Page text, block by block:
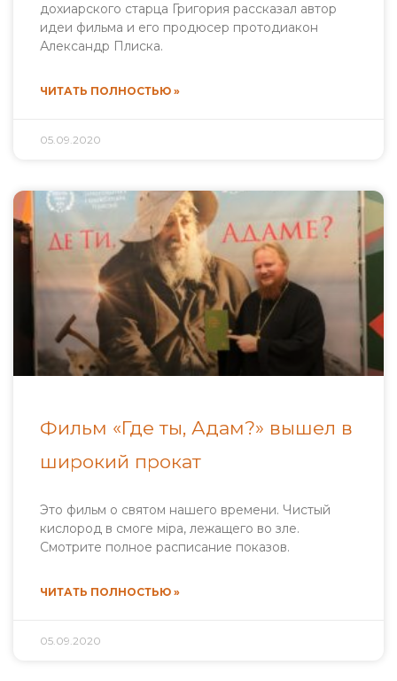
дохиарского старца Григория рассказал автор
идеи фильма и его продюсер протодиакон
Александр Плиска.
ЧИТАТЬ ПОЛНОСТЬЮ »
05.09.2020
Фильм «Где ты, Адам?» вышел в
широкий прокат
Это фильм о святом нашего времени. Чистый
кислород в смоге міра, лежащего во зле.
Смотрите полное расписание показов.
ЧИТАТЬ ПОЛНОСТЬЮ »
05.09.2020